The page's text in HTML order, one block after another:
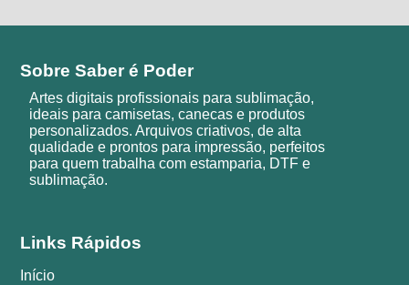
Sobre Saber é Poder
Artes digitais profissionais para sublimação,
ideais para camisetas, canecas e produtos
personalizados. Arquivos criativos, de alta
qualidade e prontos para impressão, perfeitos
para quem trabalha com estamparia, DTF e
sublimação.
Links Rápidos
Início